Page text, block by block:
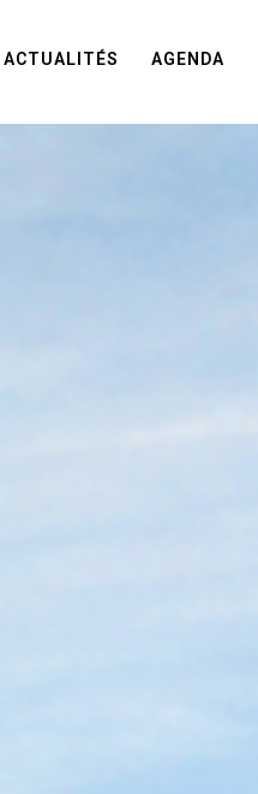
ACTUALITÉS AGENDA